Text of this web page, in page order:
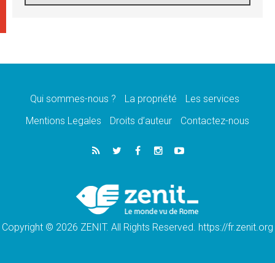
Congo-Brazzaville : le 15 août, entre
une signature»
Le programme du voyage apostolique du
07.08.2026
1ère Conférence continentale sur l'éducation
Un logo symbolique pour la venue du Pape
en France
Qui sommes-nous ? La propriété
Les services
Mentions Legales
Droits d’auteur Contactez-nous
Copyright © 2026 ZENIT. All Rights Reserved. https://fr.zenit.org